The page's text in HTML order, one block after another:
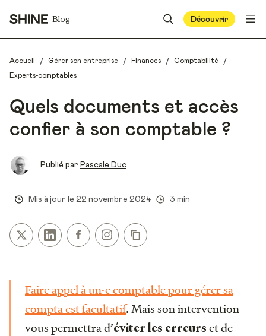
Blog Découvrir
Accueil / Gérer son entreprise / Finances / Comptabilité /
Experts-comptables
Quels documents et accès
confier à son comptable ?
Publié par Pascale Duc
Mis à jour le 22 novembre 2024 3 min
Faire appel à un·e comptable pour gérer sa
compta est facultatif. Mais son intervention
vous permettra d’éviter les erreurs et de